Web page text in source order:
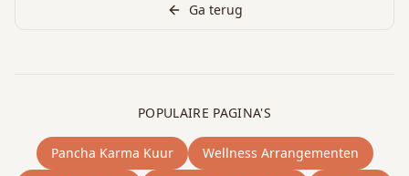
Ga terug
POPULAIRE PAGINA'S
Pancha Karma Kuur
Wellness Arrangementen